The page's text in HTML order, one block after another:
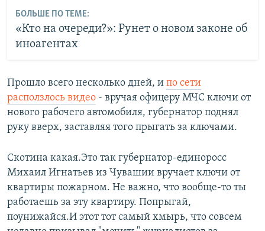
БОЛЬШЕ ПО ТЕМЕ:
«Кто на очереди?»: Рунет о новом законе об
иноагентах
Прошло всего несколько дней, и по сети
расползлось видео - вручая офицеру МЧС ключи от
нового рабочего автомобиля, губернатор поднял
руку вверх, заставляя того прыгать за ключами.
Скотина какая.Это так губернатор-единоросс
Михаил Игнатьев из Чувашии вручает ключи от
квартиры пожарном. Не важно, что вообще-то ты
работаешь за эту квартиру. Попрыгай,
поунижайся.И этот тот самый хмырь, что совсем